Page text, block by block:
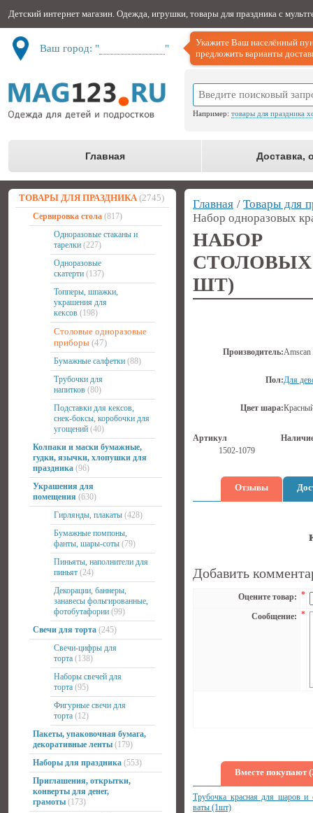
Детский интернет магазин. Одежда, игрушки, товары для праздника с
Ваш город: " "
Укажите Ваш населённый
предложить варианты
Например: товары для праздника
Главная Доставка,
ТОВАРЫ ДЛЯ ПРАЗДНИКА (2745)
Сервировка стола (817)
Одноразовые стаканы и
тарелки (227)
Одноразовые
скатерти (137)
Топперы, шпажки,
украшения для
кексов (198)
Столовые одноразовые
приборы (47)
Бумажные салфетки (88)
Трубочки для
напитков (80)
Подставки для кексов,
снек-боксы, коробочки для
угощений (40)
Колпаки и маски бумажные,
гудки, язычки, хлопушки для
праздника (96)
Украшения для
помещения (630)
Гирлянды, плакаты (428)
Бумажные помпоны,
фанты, шары-соты (79)
Пиньяты, наполнители для
пиньят (24)
Декорации, баннеры,
занавесы фольгированные,
фотобутафории (99)
Свечи для торта (245)
Свечи-цифры для
торта (138)
Наборы свечей для
торта (95)
Фигурные свечи для
торта (12)
Пакеты, упаковочная бумага,
декоративные ленты (179)
Наборы для праздника (553)
Приглашения, открытки,
конверты для денег,
грамоты (173)
Главная /Товары для
Набор одноразовых
НАБОР
СТОЛОВЫХ
ШТ)
Производитель:Amscan
Пол:Для
Цвет шара:
Артикул
1502-1079
Отзывы
Добавить
Оцените товар: *
Сообщение: *
Вместе покупают
Трубочка красная для шаров и
ваты (1шт)